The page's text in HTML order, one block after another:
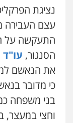
נציגת
עצם העבירה
התעקשה על
הסנגור,
את הנאשם
כי מדובר
בני משפחה